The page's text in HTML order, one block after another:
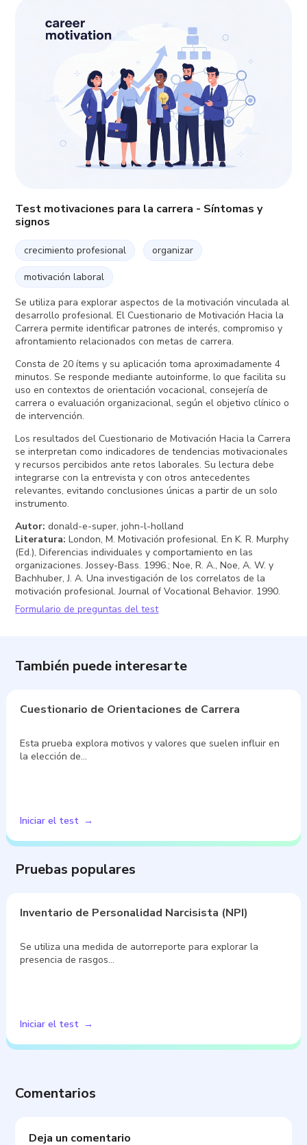
Test motivaciones para la carrera - Síntomas y
signos
crecimiento profesional organizar
motivación laboral
Se utiliza para explorar aspectos de la motivación vinculada al
desarrollo profesional. El Cuestionario de Motivación Hacia la
Carrera permite identificar patrones de interés, compromiso y
afrontamiento relacionados con metas de carrera.
Consta de 20 ítems y su aplicación toma aproximadamente 4
minutos. Se responde mediante autoinforme, lo que facilita su
uso en contextos de orientación vocacional, consejería de
carrera o evaluación organizacional, según el objetivo clínico o
de intervención.
Los resultados del Cuestionario de Motivación Hacia la Carrera
se interpretan como indicadores de tendencias motivacionales
y recursos percibidos ante retos laborales. Su lectura debe
integrarse con la entrevista y con otros antecedentes
relevantes, evitando conclusiones únicas a partir de un solo
instrumento.
Autor: donald-e-super, john-l-holland
Literatura: London, M. Motivación profesional. En K. R. Murphy
(Ed.), Diferencias individuales y comportamiento en las
organizaciones. Jossey-Bass. 1996.; Noe, R. A., Noe, A. W. y
Bachhuber, J. A. Una investigación de los correlatos de la
motivación profesional. Journal of Vocational Behavior. 1990.
Formulario de preguntas del test
También puede interesarte
Cuestionario de Orientaciones de Carrera
Esta prueba explora motivos y valores que suelen influir en
la elección de…
Iniciar el test
Pruebas populares
Inventario de Personalidad Narcisista (NPI)
Se utiliza una medida de autorreporte para explorar la
presencia de rasgos…
Iniciar el test
Comentarios
Deja un comentario